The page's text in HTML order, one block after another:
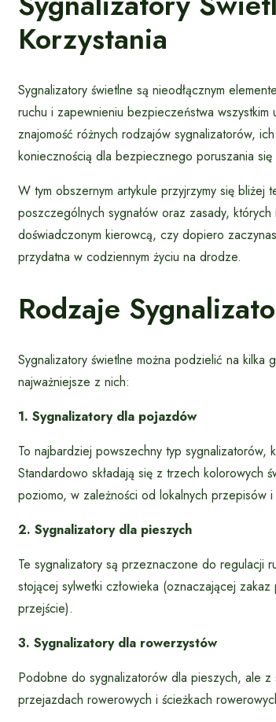
Korzystania
Sygnalizatory świetlne są nieodłącznym
ruchu i zapewnieniu bezpieczeństwa
znajomość różnych rodzajów sygnalizatorów,
koniecznością dla bezpiecznego poruszania
W tym obszernym artykule przyjrzymy się bliżej
poszczególnych sygnałów oraz zasady,
doświadczonym kierowcą, czy dopiero
przydatna w codziennym życiu na drodze.
Rodzaje
Sygnalizatory świetlne można podzielić na
najważniejsze z nich:
1. Sygnalizatory dla pojazdów
To najbardziej powszechny typ
Standardowo składają się z trzech kolorowych
poziomo, w zależności od lokalnych przepisów
2. Sygnalizatory dla pieszych
Te sygnalizatory są przeznaczone do regulacji
stojącej sylwetki człowieka (oznaczającej
przejście).
3. Sygnalizatory dla rowerzystów
Podobne do sygnalizatorów dla pieszych, ale z
przejazdach rowerowych i ścieżkach